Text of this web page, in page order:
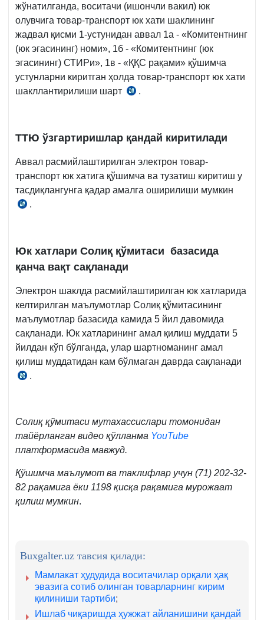
жўнатилганда, воситачи (ишончли вакил) юк
олувчига товар-транспорт юк хати шаклининг
жадвал қисми 1-устунидан аввал 1а - «Комитентнинг
(юк эгасининг) номи», 1б - «Комитентнинг (юк
эгасининг) СТИРи», 1в - «ҚҚС рақами» қўшимча
устунларни киритган ҳолда товар-транспорт юк хати
шакллантирилиши шарт
Низом
28.04.2021
249-
сон
ВМҚга
.
ТТЮ ўзгартиришлар қандай киритилади
Аввал расмийлаштирилган электрон товар-
транспорт юк хатига қўшимча ва тузатиш киритиш у
тасдиқлангунга қадар амалга оширилиши мумкин
Низом
28.04.2021
й.
сон
ВМҚга
3–
1-
илова
.
Юк хатлари Солиқ қўмитаси базасида
қанча вақт сақланади
Электрон шаклда расмийлаштирилган юк хатларида
келтирилган маълумотлар Солиқ қўмитасининг
маълумотлар базасида камида 5 йил давомида
сақланади. Юк хатларининг амал қилиш муддати 5
йилдан кўп бўлганда, улар шартноманинг амал
қилиш муддатидан кам бўлмаган даврда сақланади
Низом
28.04.2021
й.
249-
ВМҚга
3–
1-
.
Солиқ қўмитаси мутахассислари томонидан
тайёрланган видео қўлланма YouTube
платформасида мавжуд.
Қўшимча маълумот ва таклифлар учун (71) 202-32-
82 рақамига ёки 1198 қисқа рақамига мурожаат
қилиш мумкин.
Buxgalter.uz тавсия қилади:
Мамлакат ҳудудида воситачилар орқали ҳақ
эвазига сотиб олинган товарларнинг кирим
қилиниши тартиби;
Ишлаб чиқаришда ҳужжат айланишини қандай